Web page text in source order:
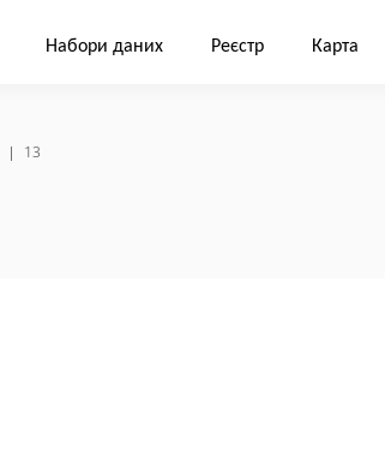
Набори даних Реєстр Карта
13